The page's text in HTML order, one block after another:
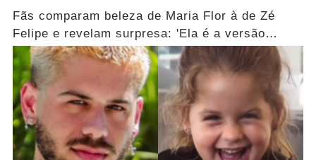
Fãs comparam beleza de Maria Flor à de Zé
Felipe e revelam surpresa: 'Ela é a versão
feminina!'... Ver mais